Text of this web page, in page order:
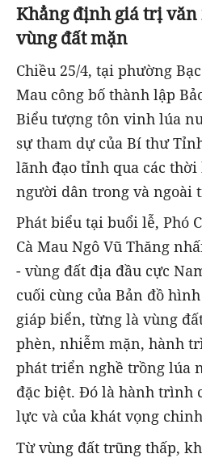
Khẳng định giá trị
vùng đất mặn
Chiều 25/4, tại phường
Mau công bố thành lập
Biểu tượng tôn vinh lúa
sự tham dự của Bí thư
lãnh đạo tỉnh qua các thời
người dân trong và ngoài
Phát biểu tại buổi lễ, Phó
Cà Mau Ngô Vũ Thăng
- vùng đất địa đầu cực
cuối cùng của Bản đồ
giáp biển, từng là vùng
phèn, nhiễm mặn, hành
phát triển nghề trồng lúa
đặc biệt. Đó là hành trình
lực và của khát vọng
Từ vùng đất trũng thấp,